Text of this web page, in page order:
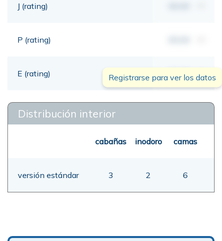
J (rating)
P (rating)
E (rating) 00,00 mt
Registrarse para ver los datos
Distribución interior
cabañas inodoro camas
versión estándar 3 2 6